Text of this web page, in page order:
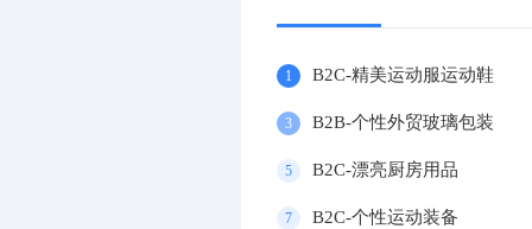
1 B2C-精美运动服运动鞋
3 B2B-个性外贸玻璃包装
5 B2C-漂亮厨房用品
7 B2C-个性运动装备